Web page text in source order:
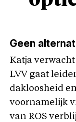
Geen
Katja
LVV gaat
dakloosheid
voornamelijk
van ROS